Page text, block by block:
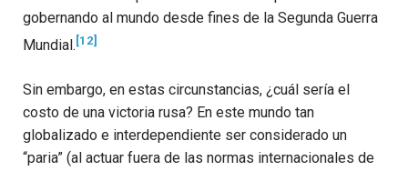
gobernando al mundo desde fines de la Segunda Guerra
Mundial. [12]
Sin embargo, en estas circunstancias, ¿cuál sería el
costo de una victoria rusa? En este mundo tan
globalizado e interdependiente ser considerado un
“paria” (al actuar fuera de las normas internacionales de